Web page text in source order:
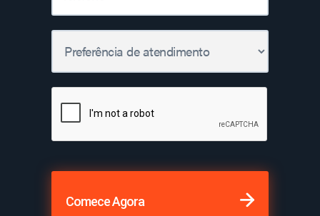
Comece Agora